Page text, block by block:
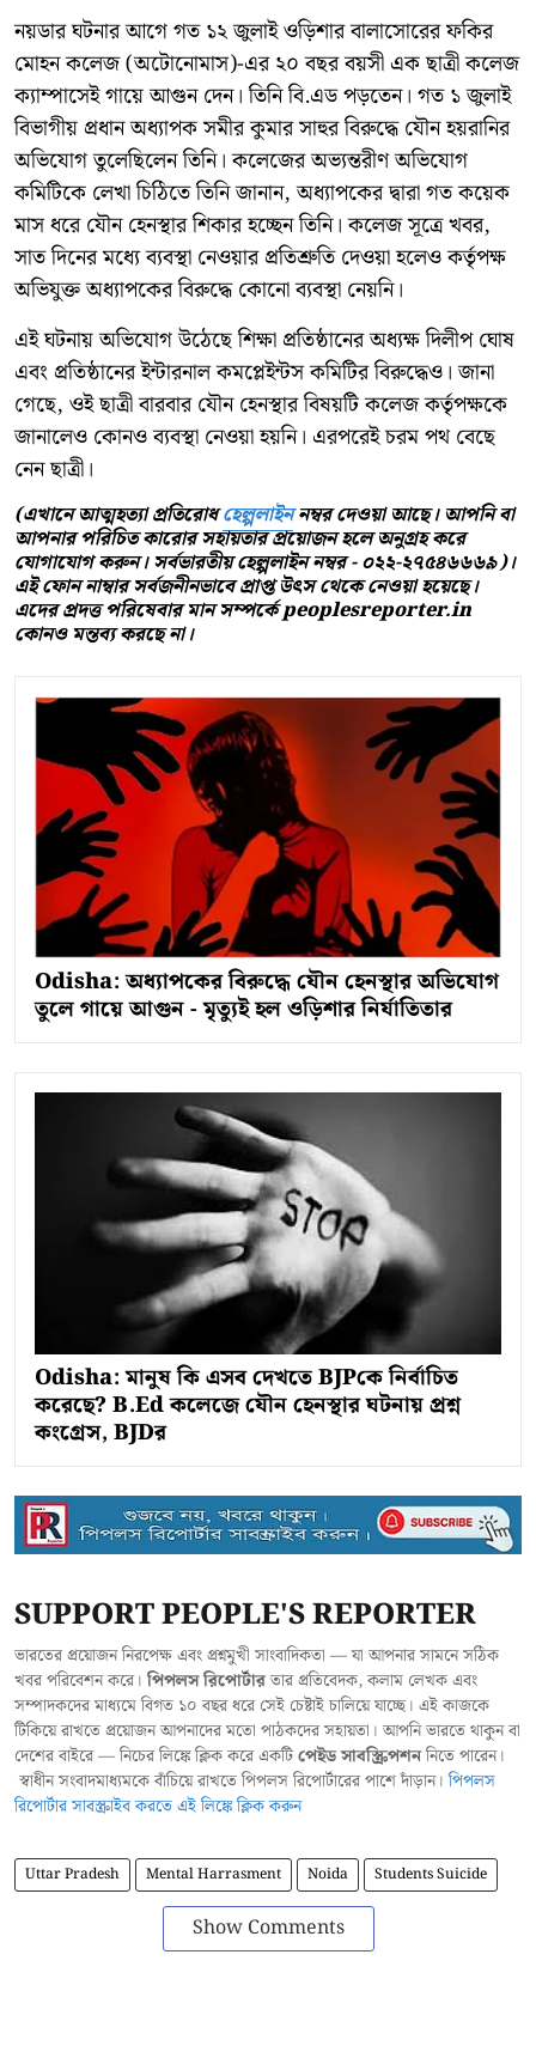
নয়ডার ঘটনার আগে গত ১২ জুলাই ওড়িশার বালাসোরের ফকির
মোহন কলেজ (অটোনোমাস)-এর ২০ বছর বয়সী এক ছাত্রী কলেজ
ক্যাম্পাসেই গায়ে আগুন দেন। তিনি বি.এড পড়তেন। গত ১ জুলাই
বিভাগীয় প্রধান অধ্যাপক সমীর কুমার সাহুর বিরুদ্ধে যৌন হয়রানির
অভিযোগ তুলেছিলেন তিনি। কলেজের অভ্যন্তরীণ অভিযোগ
কমিটিকে লেখা চিঠিতে তিনি জানান, অধ্যাপকের দ্বারা গত কয়েক
মাস ধরে যৌন হেনস্থার শিকার হচ্ছেন তিনি। কলেজ সূত্রে খবর,
সাত দিনের মধ্যে ব্যবস্থা নেওয়ার প্রতিশ্রুতি দেওয়া হলেও কর্তৃপক্ষ
অভিযুক্ত অধ্যাপকের বিরুদ্ধে কোনো ব্যবস্থা নেয়নি।
এই ঘটনায় অভিযোগ উঠেছে শিক্ষা প্রতিষ্ঠানের অধ্যক্ষ দিলীপ ঘোষ
এবং প্রতিষ্ঠানের ইন্টারনাল কমপ্লেইন্টস কমিটির বিরুদ্ধেও। জানা
গেছে, ওই ছাত্রী বারবার যৌন হেনস্থার বিষয়টি কলেজ কর্তৃপক্ষকে
জানালেও কোনও ব্যবস্থা নেওয়া হয়নি। এরপরেই চরম পথ বেছে
নেন ছাত্রী।
(এখানে আত্মহত্যা প্রতিরোধহেল্পলাইননম্বর দেওয়া আছে। আপনি বা
আপনার পরিচিত কারোর সহায়তার প্রয়োজন হলে অনুগ্রহ করে
যোগাযোগ করুন। সর্বভারতীয় হেল্পলাইন নম্বর - ০২২-২৭৫৪৬৬৬৯)।
এই ফোন নাম্বার সর্বজনীনভাবে প্রাপ্ত উৎস থেকে নেওয়া হয়েছে।
এদের প্রদত্ত পরিষেবার মান সম্পর্কে peoplesreporter.in
কোনও মন্তব্য করছে না।
Odisha: অধ্যাপকের বিরুদ্ধে যৌন হেনস্থার অভিযোগ
তুলে গায়ে আগুন - মৃত্যুই হল ওড়িশার নির্যাতিতার
Odisha: মানুষ কি এসব দেখতে BJPকে নির্বাচিত
করেছে? B.Ed কলেজে যৌন হেনস্থার ঘটনায় প্রশ্ন
কংগ্রেস, BJDর
SUPPORT PEOPLE'S REPORTER
ভারতের প্রয়োজন নিরপেক্ষ এবং প্রশ্নমুখী সাংবাদিকতা — যা আপনার সামনে সঠিক
খবর পরিবেশন করে।পিপলস রিপোর্টারতার প্রতিবেদক, কলাম লেখক এবং
সম্পাদকদের মাধ্যমে বিগত ১০ বছর ধরে সেই চেষ্টাই চালিয়ে যাচ্ছে। এই কাজকে
টিকিয়ে রাখতে প্রয়োজন আপনাদের মতো পাঠকদের সহায়তা। আপনি ভারতে থাকুন বা
দেশের বাইরে — নিচের লিঙ্কে ক্লিক করে একটিপেইড সাবস্ক্রিপশননিতে পারেন।
স্বাধীন সংবাদমাধ্যমকে বাঁচিয়ে রাখতে পিপলস রিপোর্টারের পাশে দাঁড়ান।পিপলস
রিপোর্টার সাবস্ক্রাইব করতে এই লিঙ্কে ক্লিক করুন
Uttar Pradesh Mental Harrasment Noida Students Suicide
Show Comments